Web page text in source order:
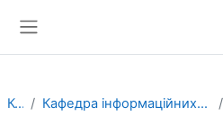
Курси Кафедра інформаційних технологій та математичних дисциплін